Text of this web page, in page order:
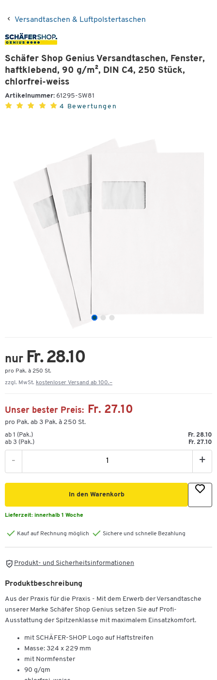
Versandtaschen & Luftpolstertaschen
Schäfer Shop Genius Versandtaschen, Fenster,
haftklebend, 90 g/m², DIN C4, 250 Stück,
chlorfrei-weiss
Artikelnummer: 61295-SW81
4 Bewertungen
nur Fr. 28.10
pro Pak. à 250 St.
zzgl. MwSt. kostenloser Versand ab 100.–
Unser bester Preis: Fr. 27.10
pro Pak. ab 3 Pak. à 250 St.
ab 1 (Pak.)
Fr. 28.10
ab 3 (Pak.)
Fr. 27.10
- +
In den Warenkorb
Lieferzeit: innerhalb 1 Woche
Kauf auf Rechnung möglich Sichere und schnelle Bezahlung
Produkt- und Sicherheitsinformationen
Produktbeschreibung
Aus der Praxis für die Praxis - Mit dem Erwerb der Versandtasche
unserer Marke Schäfer Shop Genius setzen Sie auf Profi-
Ausstattung der Spitzenklasse mit maximalem Einsatzkomfort.
mit SCHÄFER-SHOP Logo auf Haftstreifen
Masse: 324 x 229 mm
mit Normfenster
90 g/qm